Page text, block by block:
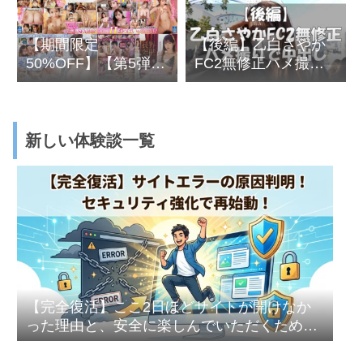
堕ち
【期間限定
50%OFF】【第5弾】
FANZA GW大感謝祭
【後編】乙白さやか
FC2無修正ハメ撮り
で中出し
新しい体験談一覧
【完全復活】ここ2日ほどサイトが開けなか
った理由と、安全に楽しんでいただくための